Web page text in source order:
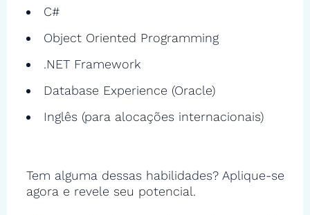
C#
Object Oriented Programming
.NET Framework
Database Experience (Oracle)
Inglês (para alocações internacionais)
Tem alguma dessas habilidades? Aplique-se
agora e revele seu potencial.